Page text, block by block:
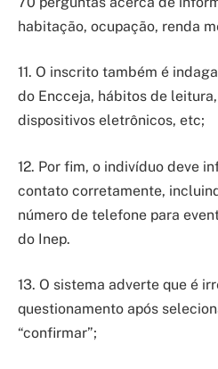
habitação, ocupação, renda
11. O inscrito também é
do Encceja, hábitos de
dispositivos eletrônicos, etc;
12. Por fim, o indivíduo deve
contato corretamente,
número de telefone para
do Inep.
13. O sistema adverte que é
questionamento após
“confirmar”;